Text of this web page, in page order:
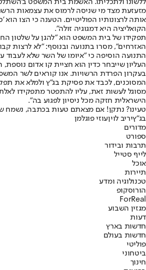
ללשונו ולתכליתו. האשמת בית המשפט
מזעזעת מצד מי שניסה לרמוס את עצמאות
אותה לרצונותיו הפוליטיים. הטענה כי הצו הוא
הקואליציה היא דמגוגיה זולה".
תפקידו של בית המשפט הוא "להגן על שלטון
האזרחים", מסרו בתנועה ובנוסף: "לא לרצות
התנועה הוסיפה כי "איומו של השר שלא לעבוד
העליון שייבחר כדין הוא חציית קו אדום
בעקרון הפרדת הרשויות. אנו קוראים לשר
המסוכנים, לכבד את פסיקת בג"ץ ולמלא את
מסוגל לעשות זאת, עליו להתפטר מתפקידו
הישראלית חזקה מכל ניסיון לפגוע בה".
טעינו? נתקן! אם מצאתם טעות בכתבה, נשמח
בג"ץיריב לויןעוזי פוגלמן
מדורים
ספורט
תרבות ובידור
לייף סטייל
אוכל
תיירות
טכנולוגיה ומדע
הורוסקופ
ForReal
מגזין השבוע
דעות
חדשות בארץ
חדשות בעולם
פוליטי
ביטחוני
חינוך